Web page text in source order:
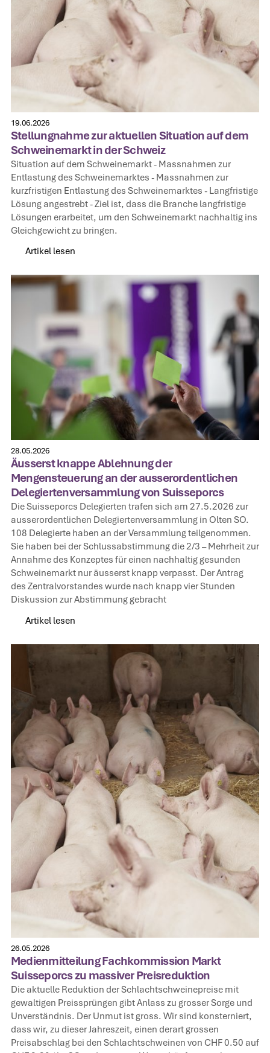
19.06.2026
Stellungnahme zur aktuellen Situation auf dem
Schweinemarkt in der Schweiz
Situation auf dem Schweinemarkt‍ - Massnahmen zur
Entlastung des Schweinemarktes‍ - Massnahmen zur
kurzfristigen Entlastung des Schweinemarktes‍ - Langfristige
Lösung angestrebt‍ - Ziel ist, dass die Branche langfristige
Lösungen erarbeitet, um den Schweinemarkt nachhaltig ins
Gleichgewicht zu bringen.
Artikel lesen
28.05.2026
Äusserst knappe Ablehnung der
Mengensteuerung an der ausserordentlichen
Delegiertenversammlung von Suisseporcs
Die Suisseporcs Delegierten trafen sich am 27.5.2026 zur
ausserordentlichen Delegiertenversammlung in Olten SO.
108 Delegierte haben an der Versammlung teilgenommen.
Sie haben bei der Schlussabstimmung die 2/3 – Mehrheit zur
Annahme des Konzeptes für einen nachhaltig gesunden
Schweinemarkt nur äusserst knapp verpasst. Der Antrag
des Zentralvorstandes wurde nach knapp vier Stunden
Diskussion zur Abstimmung gebracht
Artikel lesen
26.05.2026
Medienmitteilung Fachkommission Markt
Suisseporcs zu massiver Preisreduktion
Die aktuelle Reduktion der Schlachtschweinepreise mit
gewaltigen Preissprüngen gibt Anlass zu grosser Sorge und
Unverständnis. Der Unmut ist gross. Wir sind konsterniert,
dass wir, zu dieser Jahreszeit, einen derart grossen
Preisabschlag bei den Schlachtschweinen von CHF 0.50 auf